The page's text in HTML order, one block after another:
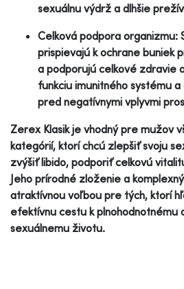
sexuálnu výdrž a dlhšie
Celková podpora organizmu:
prispievajú k ochrane buniek
a podporujú celkové zdravie
funkciu imunitného systému
pred negatívnymi vplyvmi
Zerex Klasik je vhodný pre mužov
kategórií, ktorí chcú zlepšiť svoju
zvýšiť libido, podporiť celkovú
Jeho prírodné zloženie a
atraktívnou voľbou pre tých, ktorí
efektívnu cestu k plnohodnotnému
sexuálnemu životu.